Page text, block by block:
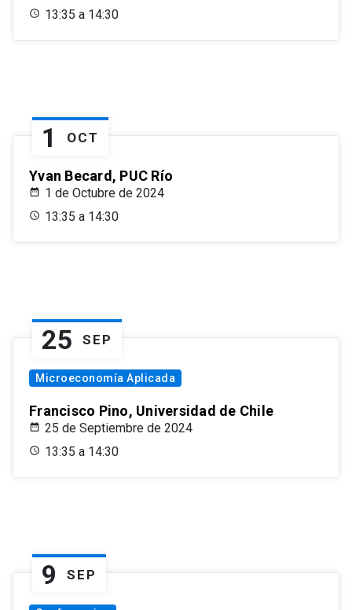
13:35 a 14:30
1 OCT
Yvan Becard, PUC Río
1 de Octubre de 2024
13:35 a 14:30
25 SEP
Microeconomía Aplicada
Francisco Pino, Universidad de Chile
25 de Septiembre de 2024
13:35 a 14:30
9 SEP